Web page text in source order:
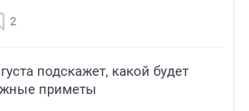
2
подскажет, какой будет
приметы